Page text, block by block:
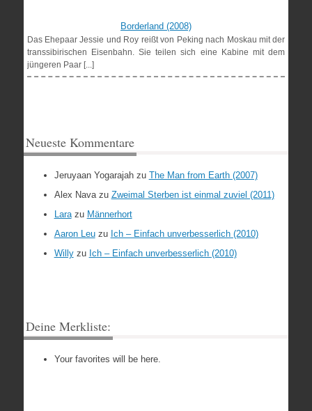
Borderland (2008)
Das Ehepaar Jessie und Roy reißt von Peking nach Moskau mit der
transsibirischen Eisenbahn. Sie teilen sich eine Kabine mit dem
jüngeren Paar [...]
Neueste Kommentare
Jeruyaan Yogarajahzu The Man from Earth (2007)
Alex Navazu Zweimal Sterben ist einmal zuviel (2011)
Larazu Männerhort
Aaron Leuzu Ich – Einfach unverbesserlich (2010)
Willyzu Ich – Einfach unverbesserlich (2010)
Deine Merkliste:
Your favorites will be here.